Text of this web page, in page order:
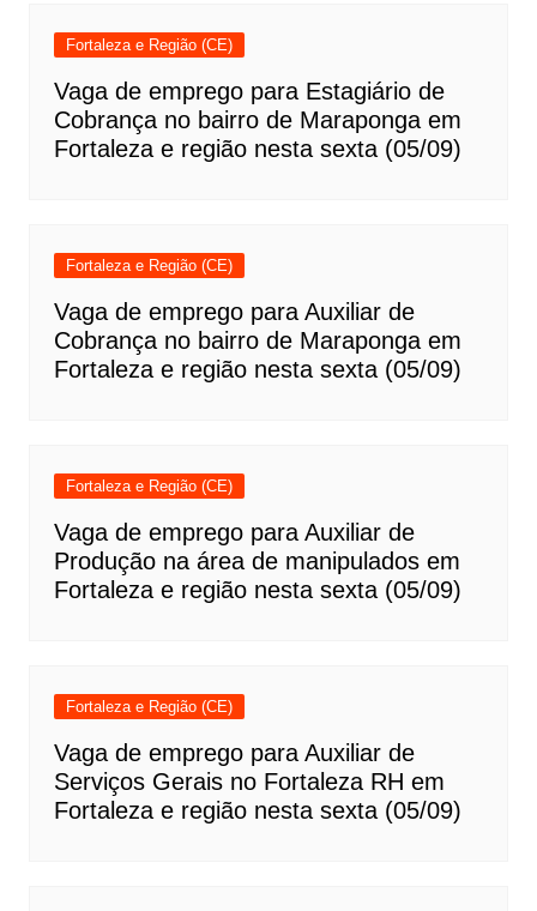
Fortaleza e Região (CE)
Vaga de emprego para Estagiário de
Cobrança no bairro de Maraponga em
Fortaleza e região nesta sexta (05/09)
Fortaleza e Região (CE)
Vaga de emprego para Auxiliar de
Cobrança no bairro de Maraponga em
Fortaleza e região nesta sexta (05/09)
Fortaleza e Região (CE)
Vaga de emprego para Auxiliar de
Produção na área de manipulados em
Fortaleza e região nesta sexta (05/09)
Fortaleza e Região (CE)
Vaga de emprego para Auxiliar de
Serviços Gerais no Fortaleza RH em
Fortaleza e região nesta sexta (05/09)